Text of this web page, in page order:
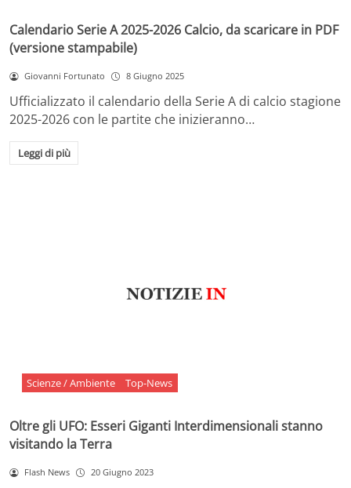
Calendario Serie A 2025-2026 Calcio, da scaricare in PDF
(versione stampabile)
Giovanni Fortunato 8 Giugno 2025
Ufficializzato il calendario della Serie A di calcio stagione
2025-2026 con le partite che inizieranno…
Leggi di più
Scienze / Ambiente Top-News
Oltre gli UFO: Esseri Giganti Interdimensionali stanno
visitando la Terra
Flash News 20 Giugno 2023